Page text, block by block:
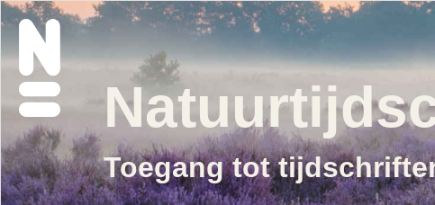
Toegang tot